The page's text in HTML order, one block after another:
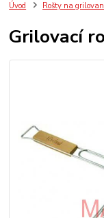
Úvod Rošty na
Grilovací